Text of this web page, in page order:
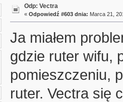
Odp: Vectra
« Odpowiedź #603 dnia: Marca 21,
Ja miałem
gdzie ruter wifu,
pomieszczeniu,
ruter. Vectra się